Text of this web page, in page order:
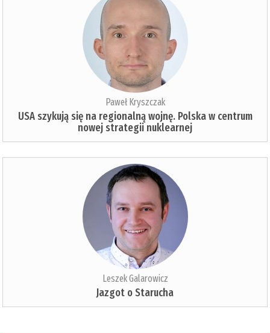
Paweł Kryszczak
USA szykują się na regionalną wojnę. Polska w centrum
nowej strategii nuklearnej
Leszek Galarowicz
Jazgot o Starucha